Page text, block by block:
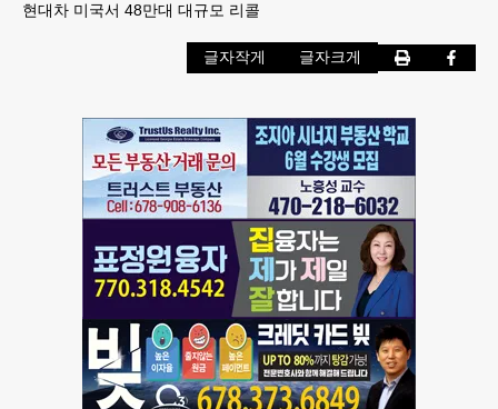
현대차 미국서 48만대 대규모 리콜
글자작게 글자크게